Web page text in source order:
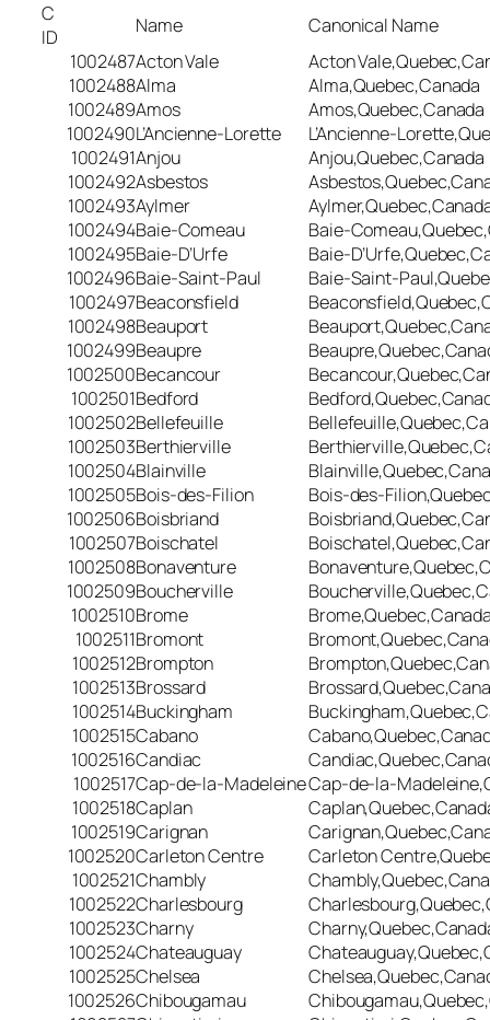
C
ID
Name
Canonical Name
1002487Acton Vale
Acton
1002488Alma
Alma,Quebec,Canada
1002489Amos
Amos,Quebec,Canada
1002490L’Ancienne-Lorette
L’Ancienne-
1002491Anjou
Anjou,Quebec,Canada
1002492Asbestos
1002493Aylmer
1002494Baie-Comeau
Baie-
1002495Baie-D’Urfe
Baie-
1002496Baie-Saint-Paul
Baie-Saint-
1002497Beaconsfield
1002498Beauport
1002499Beaupre
1002500Becancour
1002501Bedford
1002502Bellefeuille
1002503Berthierville
1002504Blainville
1002505Bois-des-Filion
Bois-des-
1002506Boisbriand
1002507Boischatel
1002508Bonaventure
1002509Boucherville
1002510Brome
1002511Bromont
1002512Brompton
1002513Brossard
1002514Buckingham
1002515Cabano
1002516Candiac
1002517Cap-de-la-MadeleineCap-de-la-
1002518Caplan
1002519Carignan
1002520Carleton Centre
Carleton
1002521Chambly
1002522Charlesbourg
1002523Charny
1002524Chateauguay
1002525Chelsea
1002526Chibougamau